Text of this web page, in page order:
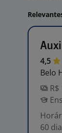
4,5
Belo
R$
60